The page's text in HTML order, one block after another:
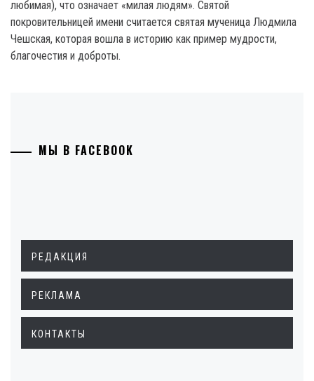
любимая), что означает «милая людям». Святой
покровительницей имени считается святая мученица Людмила
Чешская, которая вошла в историю как пример мудрости,
благочестия и доброты.
МЫ В FACEBOOK
РЕДАКЦИЯ
РЕКЛАМА
КОНТАКТЫ